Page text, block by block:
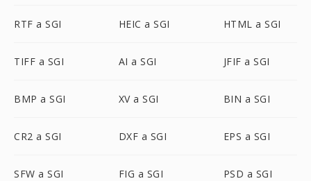
RTF a SGI HEIC a SGI HTML a SGI
TIFF a SGI AI a SGI JFIF a SGI
BMP a SGI XV a SGI BIN a SGI
CR2 a SGI DXF a SGI EPS a SGI
SFW a SGI FIG a SGI PSD a SGI